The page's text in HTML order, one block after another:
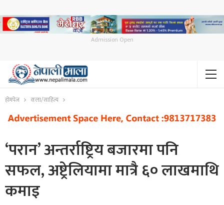
Admission Open
होमपेज कला/साहित्य
‘परान’ अन्तर्राष्ट्रिय बजारमा पनि
सफल, अष्ट्रेलियामा मात्रै ६० लाखमाथि
कमाइ